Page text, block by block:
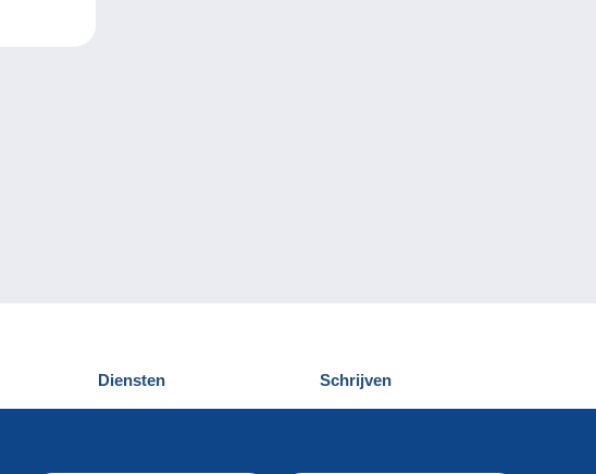
Diensten
Delcampe ontdekken
Schrijven